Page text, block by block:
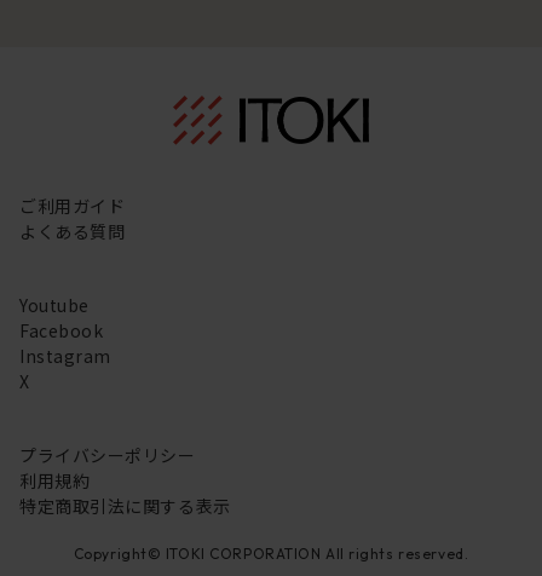
ご利用ガイド
よくある質問
Youtube
Facebook
Instagram
X
プライバシーポリシー
利用規約
特定商取引法に関する表示
Copyright© ITOKI CORPORATION All rights reserved.